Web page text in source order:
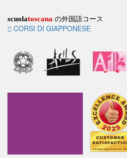
scuolatoscana の外国語コース
CORSI DI GIAPPONESE